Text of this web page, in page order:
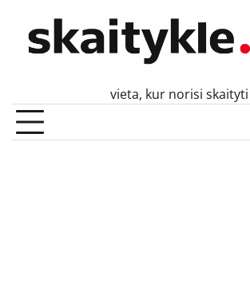
content
vieta, kur norisi skaityti